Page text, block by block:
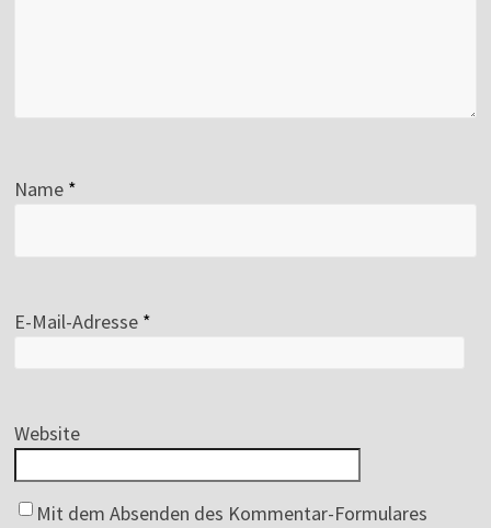
Name *
E-Mail-Adresse *
Website
Mit dem Absenden des Kommentar-Formulares